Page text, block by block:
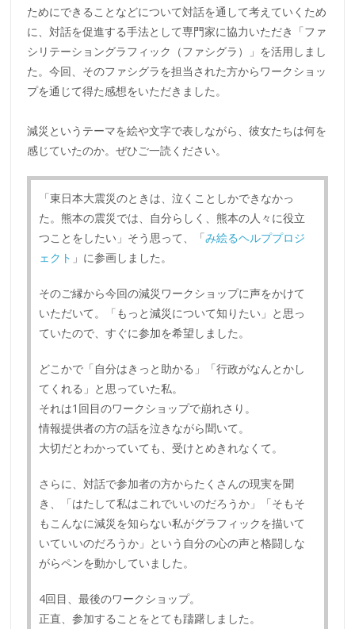
ためにできることなどについて対話を通して考えていくため
に、対話を促進する手法として専門家に協力いただき「ファ
シリテーショングラフィック（ファシグラ）」を活用しまし
た。今回、そのファシグラを担当された方からワークショッ
プを通じて得た感想をいただきました。
減災というテーマを絵や文字で表しながら、彼女たちは何を
感じていたのか。ぜひご一読ください。
「東日本大震災のときは、泣くことしかできなかっ
た。熊本の震災では、自分らしく、熊本の人々に役立
つことをしたい」そう思って、「み絵るヘルププロジ
ェクト 」に参画しました。
そのご縁から今回の減災ワークショップに声をかけて
いただいて。「もっと減災について知りたい」と思っ
ていたので、すぐに参加を希望しました。
どこかで「自分はきっと助かる」「行政がなんとかし
てくれる」と思っていた私。
それは1回目のワークショップで崩れさり。
情報提供者の方の話を泣きながら聞いて。
大切だとわかっていても、受けとめきれなくて。
さらに、対話で参加者の方からたくさんの現実を聞
き、「はたして私はこれでいいのだろうか」「そもそ
もこんなに減災を知らない私がグラフィックを描いて
いていいのだろうか」という自分の心の声と格闘しな
がらペンを動かしていました。
4回目、最後のワークショップ。
正直、参加することをとても躊躇しました。